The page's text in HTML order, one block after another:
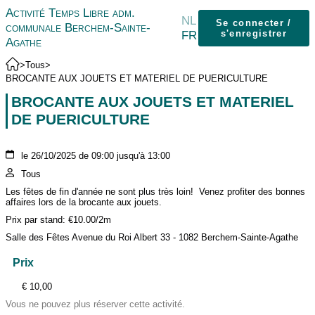
Activité Temps Libre adm.
communale Berchem-Sainte-
Agathe
NL
FR
Se connecter /
s'enregistrer
>Tous>
BROCANTE AUX JOUETS ET MATERIEL DE PUERICULTURE
BROCANTE AUX JOUETS ET MATERIEL
DE PUERICULTURE
le 26/10/2025 de 09:00 jusqu'à 13:00
Tous
Les fêtes de fin d'année ne sont plus très loin! Venez profiter des bonnes
affaires lors de la brocante aux jouets.
Prix par stand: €10.00/2m
Salle des Fêtes Avenue du Roi Albert 33 - 1082 Berchem-Sainte-Agathe
Prix
€ 10,00
Vous ne pouvez plus réserver cette activité.